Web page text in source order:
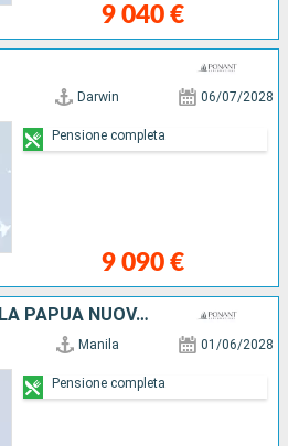
9 040 €
Darwin 06/07/2028
9 090 €
Pensione completa
FILIPPINE, INDONESIA, LA PAPUA NUOVA GUINEA, AUSTRALIA
Manila 01/06/2028
Pensione completa